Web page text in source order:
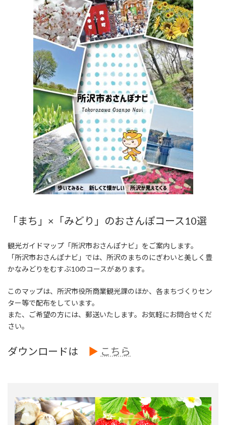
「まち」×「みどり」のおさんぽコース10選
観光ガイドマップ「所沢市おさんぽナビ」をご案内します。
「所沢市おさんぽナビ」では、所沢のまちのにぎわいと美しく豊
かなみどりをむすぶ10のコースがあります。
このマップは、所沢市役所商業観光課のほか、各まちづくりセン
ター等で配布をしています。
また、ご希望の方には、郵送いたします。お気軽にお問合せくだ
さい。
ダウンロードは ▶ こちら